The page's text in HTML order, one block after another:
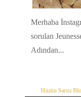
Merhaba
sorulan
Adından...
Hüzün Sarısı